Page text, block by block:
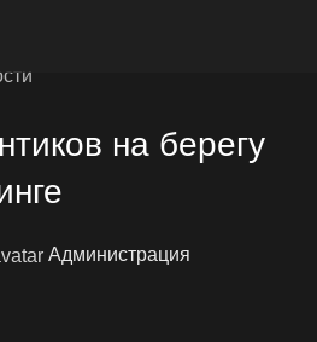
на берегу
Администрация